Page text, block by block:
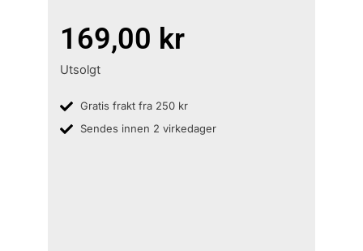
169,00 kr
Utsolgt
Gratis frakt fra 250 kr
Sendes innen 2 virkedager